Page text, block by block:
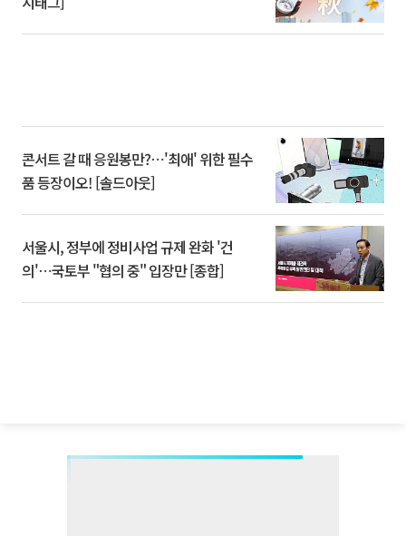
콘서트 갈 때 응원봉만?⋯'최애' 위한 필수
품 등장이오! [솔드아웃]
서울시, 정부에 정비사업 규제 완화 '건
의'⋯국토부 "협의 중" 입장만 [종합]